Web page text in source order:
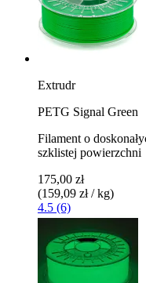
Extrudr
PETG Signal Green
Filament o
szklistej powierzchni
175,00 zł
(159,09 zł / kg)
4.5 (6)